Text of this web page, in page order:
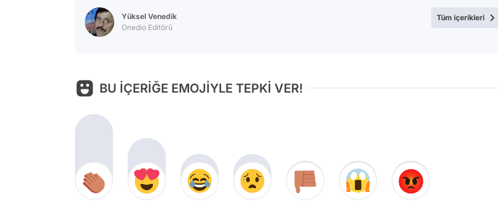
Yüksel Venedik
Onedio Editörü
Tüm içerikleri
BU İÇERİĞE EMOJİYLE TEPKİ VER!